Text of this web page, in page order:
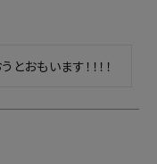
おもいます！！！！